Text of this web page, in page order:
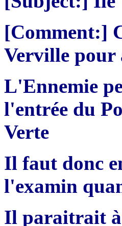
[Comment:]
Verville pour
L'Ennemie
l'entrée du
Verte
Il faut donc
l'examin
Il paraitrait à